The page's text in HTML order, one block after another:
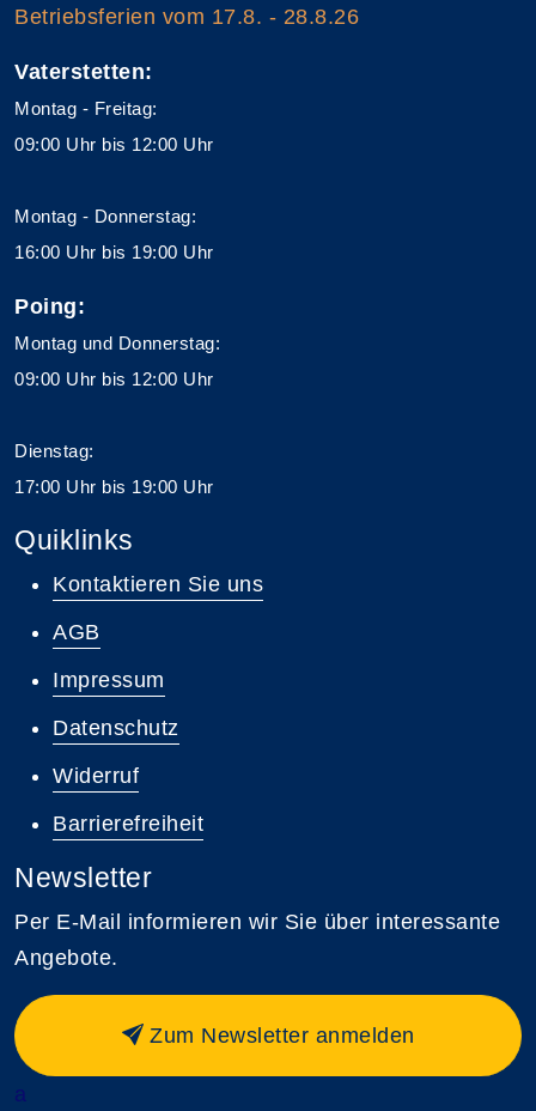
Betriebsferien vom 17.8. - 28.8.26
Vaterstetten:
Montag - Freitag:
09:00 Uhr bis 12:00 Uhr
Montag - Donnerstag:
16:00 Uhr bis 19:00 Uhr
Poing:
Montag und Donnerstag:
09:00 Uhr bis 12:00 Uhr
Dienstag:
17:00 Uhr bis 19:00 Uhr
Quiklinks
Kontaktieren Sie uns
AGB
Impressum
Datenschutz
Widerruf
Barrierefreiheit
Newsletter
Per E-Mail informieren wir Sie über interessante
Angebote.
Zum Newsletter anmelden
a